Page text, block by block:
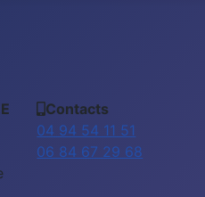
Contacts
04 94 54 11 51
06 84 67 29 68